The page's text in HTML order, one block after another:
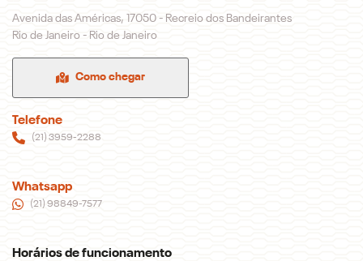
Avenida das Américas, 17050 - Recreio dos Bandeirantes
Rio de Janeiro - Rio de Janeiro
Como chegar
Telefone
(21) 3959-2288
Whatsapp
(21) 98849-7577
Horários de funcionamento